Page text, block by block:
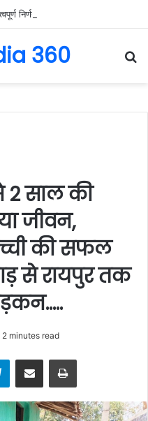
360
2 साल की
जीवन,
की सफल
से रायपुर तक
2 minutes read
TelegramShare via Email Print